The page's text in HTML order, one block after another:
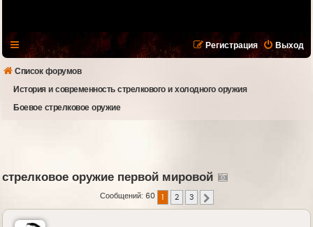
Выход
Регистрация
Список форумов
История и современность стрелкового и холодного оружия
Боевое стрелковое оружие
стрелковое оружие первой мировой
Сообщений: 60 1 2 3